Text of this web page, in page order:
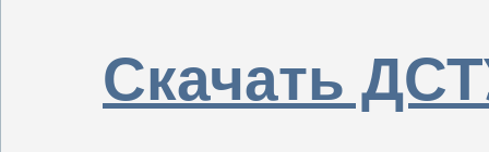
Скачать